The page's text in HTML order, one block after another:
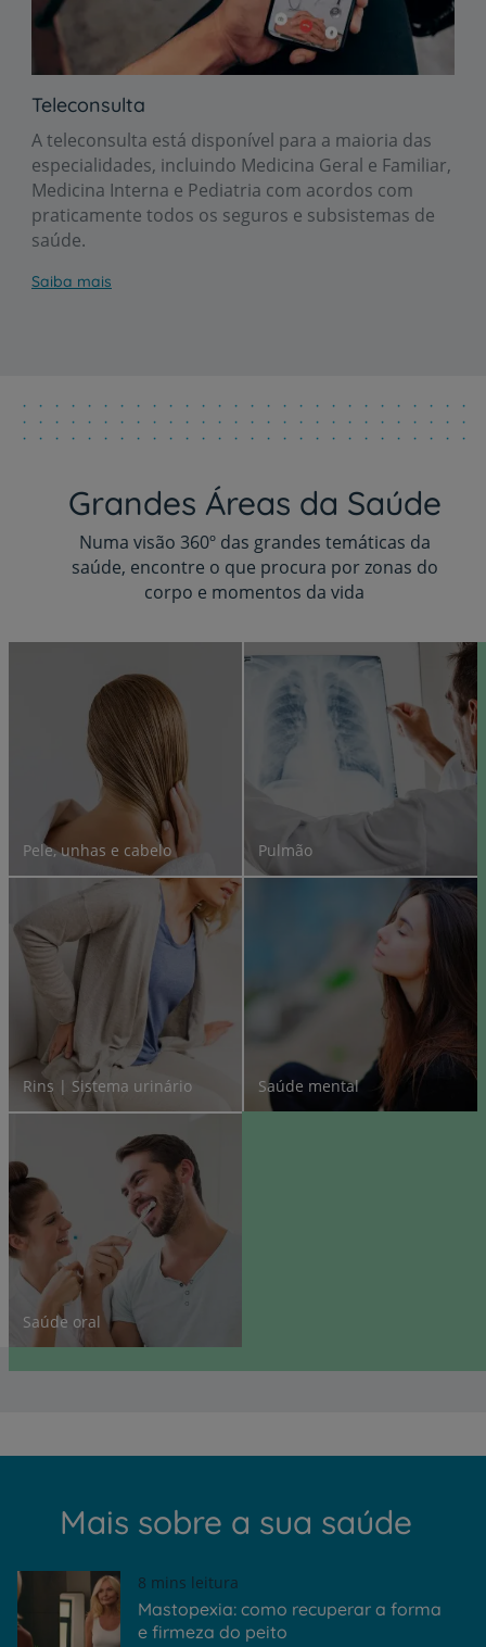
Teleconsulta
A teleconsulta está disponível para a maioria das
especialidades, incluindo Medicina Geral e Familiar,
Medicina Interna e Pediatria com acordos com
praticamente todos os seguros e subsistemas de
saúde.
Saiba mais
Grandes Áreas da Saúde
Numa visão 360º das grandes temáticas da
saúde, encontre o que procura por zonas do
corpo e momentos da vida
Pele, unhas e cabelo Pulmão
Rins | Sistema urinário Saúde mental
Saúde oral
Mais sobre a sua saúde
8 mins leitura
Mastopexia: como recuperar a forma
e firmeza do peito